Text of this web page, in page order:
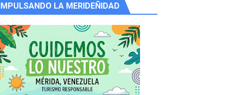
IMPULSANDO LA MERIDEÑIDAD